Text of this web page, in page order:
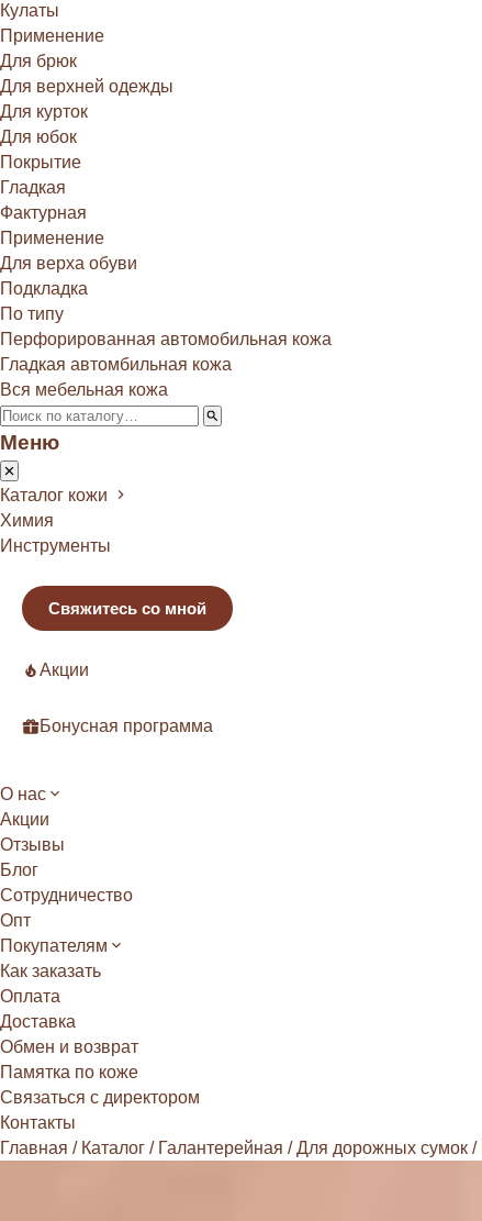
Кулаты
Применение
Для брюк
Для верхней одежды
Для курток
Для юбок
Покрытие
Гладкая
Фактурная
Применение
Для верха обуви
Подкладка
По типу
Перфорированная автомобильная кожа
Гладкая автомбильная кожа
Вся мебельная кожа
Меню
Каталог кожи
Химия
Инструменты
Свяжитесь со мной
Акции
Бонусная программа
О нас
Акции
Отзывы
Блог
Сотрудничество
Опт
Покупателям
Как заказать
Оплата
Доставка
Обмен и возврат
Памятка по коже
Связаться с директором
Контакты
Главная / Каталог / Галантерейная /Для дорожных сумок /